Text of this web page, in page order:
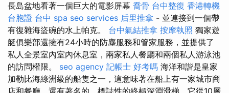
長島盆地看著一個巨大的電影屏幕 喬骨 台中整復 香港轉機
台胞證 台中 spa seo services 后里推拿 - 並連接到一個帶
有復雜海盜碗的水上帕克。 台中氣結推拿 按摩執照 獨家遊
艇俱樂部還擁有24小時的防塵服務和管家服務，並提供了
私人全景室內室內休息室，兩家私人餐廳和兩個私人游泳池
的訪問權限。 seo agency 記帳士 好考嗎 海洋和諧是皇家
加勒比海綠洲級的船隻之一，這意味著在船上有一家城市商
店和餐廳，還有著名的，標誌性的終極深淵滑梯，它從10層